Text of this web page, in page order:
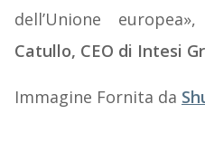
dell’Unione
Catullo, CEO di Intesi
Immagine Fornita da